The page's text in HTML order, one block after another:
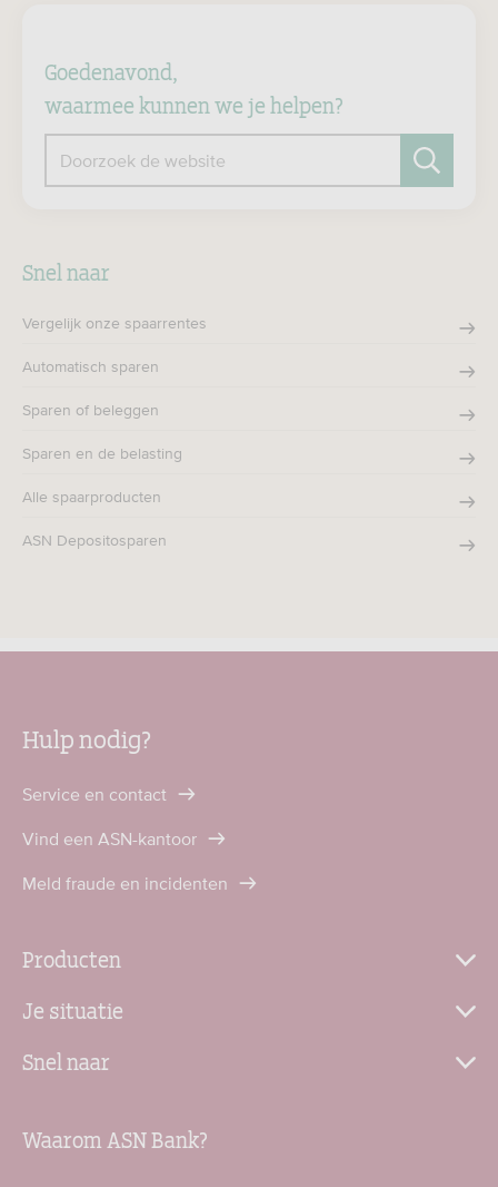
Goedenavond,
waarmee kunnen we je helpen?
Doorzoek de website
Snel naar
Vergelijk onze spaarrentes
Automatisch sparen
Sparen of beleggen
Sparen en de belasting
Alle spaarproducten
ASN Depositosparen
Hulp nodig?
Service en contact
Vind een ASN-kantoor
Meld fraude en incidenten
Producten
Je situatie
Snel naar
Waarom ASN Bank?